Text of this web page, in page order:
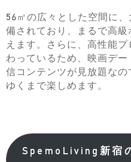
56㎡の広々とした空間に
備されており、まるで高
えます。さらに、高性能
わっているため、映画デ
信コンテンツが見放題な
ゆくまで楽しめます。
SpemoLiving新宿